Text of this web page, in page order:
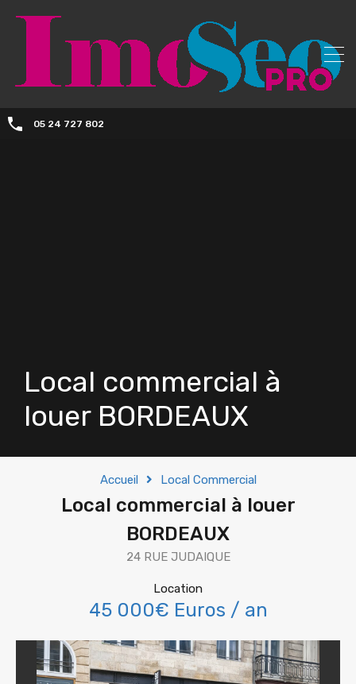
05 24 727 802
Local commercial à
louer BORDEAUX
Accueil Local Commercial
Local commercial à louer
BORDEAUX
24 RUE JUDAIQUE
Location
45 000€ Euros / an